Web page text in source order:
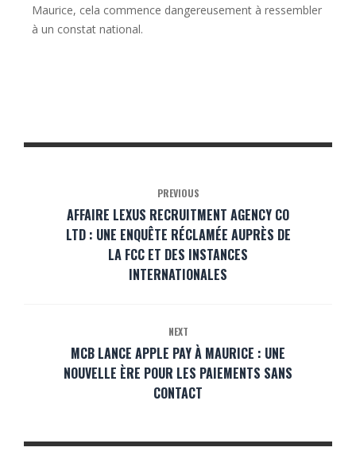
Maurice, cela commence dangereusement à ressembler
à un constat national.
PREVIOUS
AFFAIRE LEXUS RECRUITMENT AGENCY CO
LTD : UNE ENQUÊTE RÉCLAMÉE AUPRÈS DE
LA FCC ET DES INSTANCES
INTERNATIONALES
NEXT
MCB LANCE APPLE PAY À MAURICE : UNE
NOUVELLE ÈRE POUR LES PAIEMENTS SANS
CONTACT